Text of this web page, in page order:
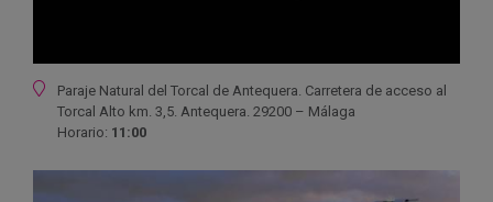
Ubicación
Paraje Natural del Torcal de Antequera. Carretera de acceso al
Torcal Alto km. 3,5. Antequera. 29200 – Málaga
Horario: 11:00